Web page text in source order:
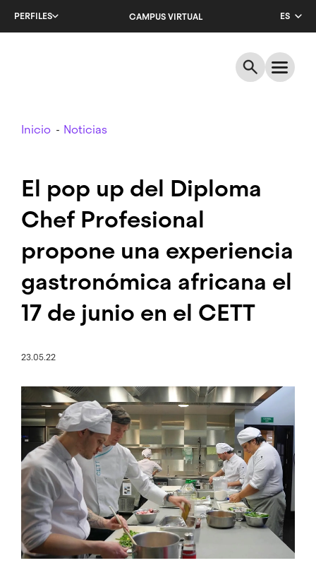
PERFILES CAMPUS VIRTUAL
ES
EN
Breadcrumb
Inicio Noticias
El pop up del Diploma
Chef Profesional
propone una experiencia
gastronómica africana el
17 de junio en el CETT
23.05.22
Imagen